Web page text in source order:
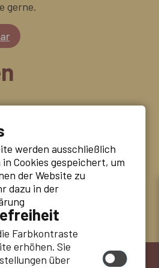
gerne.
Uhr - 12:00 Uhr
13:00 Uhr - 16:30 Uhr
Uhr bis 20.00 Uhr
Uhr bis 20:00 Uhr
werden ausschließlich
Cookies gespeichert, um
der Website zu
dazu in der
Farbkontraste
erhöhen. Sie
über